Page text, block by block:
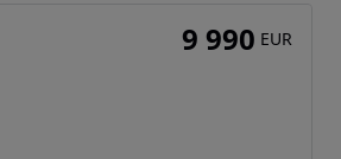
9 990 EUR